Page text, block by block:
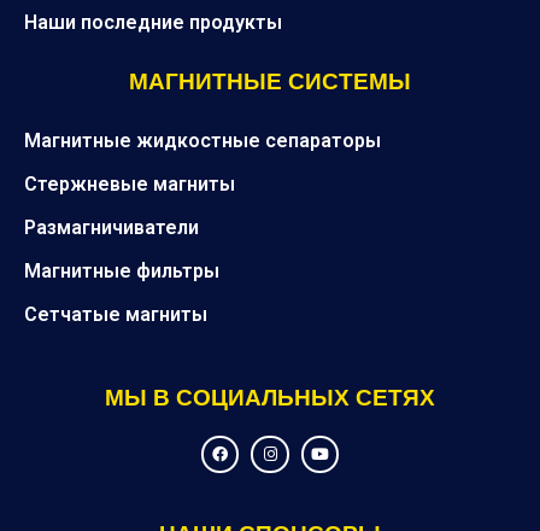
Наши последние продукты
МАГНИТНЫЕ СИСТЕМЫ
Магнитные жидкостные сепараторы
Стержневые магниты
Размагничиватели
Магнитные фильтры
Сетчатые магниты
МЫ В СОЦИАЛЬНЫХ СЕТЯХ
F
a
c
o
I
n
s
g
Y
o
u
b